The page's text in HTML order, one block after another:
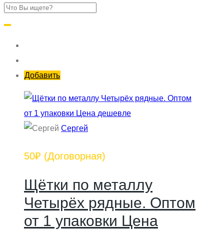
Добавить
Сергей
50₽ (Договорная)
Щётки по металлу
Четырёх рядные. Оптом
от 1 упаковки Цена